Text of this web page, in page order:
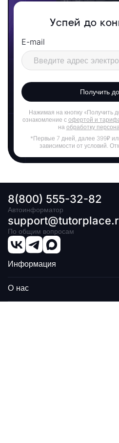
Успей до
E-mail
Получить
Нажимая на кнопку «Получить
ознакомление с офертой и
на обработку
*Первые 7 дней, далее 399₽
зависимости от условий.
8(800) 555-32-82
Автоинформатор
По общим вопросам
Информация
О нас